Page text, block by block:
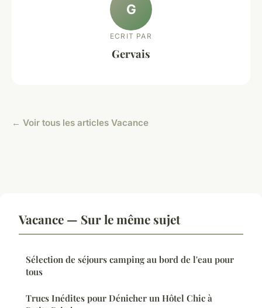
G
ECRIT PAR
Gervais
← Voir tous les articles Vacance
Vacance — Sur le même sujet
Sélection de séjours camping au bord de l'eau pour
tous
Trucs Inédites pour Dénicher un Hôtel Chic à